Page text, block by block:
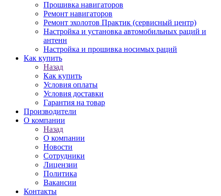
Прошивка навигаторов
Ремонт навигаторов
Ремонт эхолотов Практик (сервисный центр)
Настройка и установка автомобильных раций и
антенн
Настройка и прошивка носимых раций
Как купить
Назад
Как купить
Условия оплаты
Условия доставки
Гарантия на товар
Производители
О компании
Назад
О компании
Новости
Сотрудники
Лицензии
Политика
Вакансии
Контакты